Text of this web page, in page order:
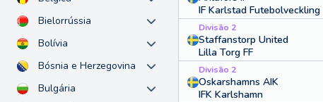
IF Karlstad Futebolveckling
Divisão 2
Staffanstorp United
Lilla Torg FF
Divisão 2
Oskarshamns AIK
IFK Karlshamn
Bielorrússia
Bolívia
Bósnia e Herzegovina
Bulgária